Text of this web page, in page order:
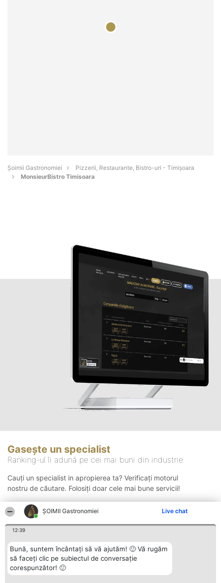
ȘOIMII Gastronomiei Live chat
12:39
Bună, suntem încântați să vă ajutăm! 🙂 Vă rugăm
să faceți clic pe subiectul de conversație
corespunzător! 🙂
Șoimii Gastronomiei
Pizzerii, Restaurante, Bistro-uri - Timişoara
MonsieurBistro Timisoara
Gasește un specialist
Ranking-ul îi adună pe cei mai buni din industrie
Cauți un specialist in apropierea ta? Verificați motorul
nostru de căutare. Folosiți doar cele mai bune servicii!